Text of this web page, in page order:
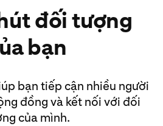
đối tượng
bạn
bạn tiếp cận nhiều người
đồng và kết nối với đối
của mình.